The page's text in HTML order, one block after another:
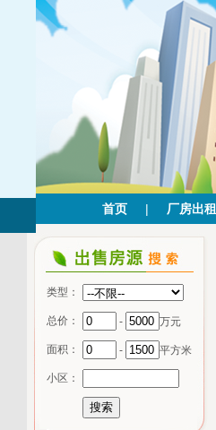
首页 | 厂房出租
类型：
总价： - 万元
面积： - 平方米
小区：